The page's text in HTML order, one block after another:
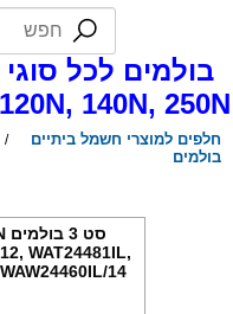
לכל סוגי
140N,
חלפים למוצרי חשמל ביתיים
בולמים
WAT24481IL,
WAW24460IL/14 ועוד דגמים, מקט 012240